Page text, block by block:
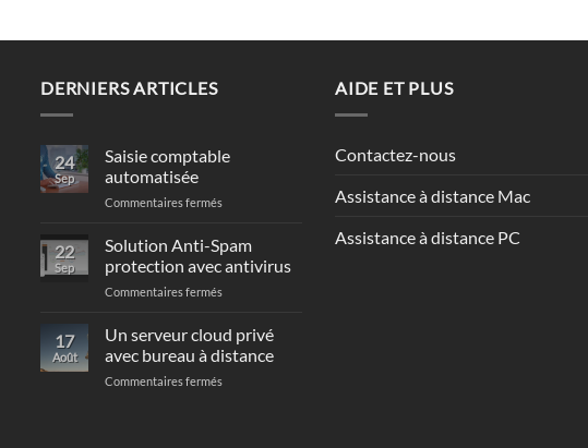
DERNIERS ARTICLES
24
Sep
Saisie comptable
automatisée
Commentaires fermés
automatisée
22
Sep
Solution Anti-Spam
protection avec antivirus
Commentaires fermés
Anti-
Spam
protection
avec
17
Août
Un serveur cloud privé
avec bureau à distance
Commentaires fermés
AIDE ET PLUS
Contactez-nous
Assistance à distance Mac
Assistance à distance PC